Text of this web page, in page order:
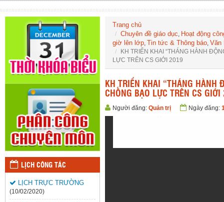
LỊCH CÔNG TÁC
LỊCH TRỰC TRƯỜNG
(10/02/2020)
Trang chủ
Chuyên đề giáo dục, Hoạt động
giờ lên lớp, Tin tức & Thông báo, Văn
KH TRIỂN KHAI “THÁNG HÀNH
LỰC TRÊN CS GIỚI 2019
KH TRIỂN KHAI “THÁNG HÀNH
CHỐNG BẠO LỰC TRÊN CS GIỚI
Người đăng: Quản trị Ngày đăng: